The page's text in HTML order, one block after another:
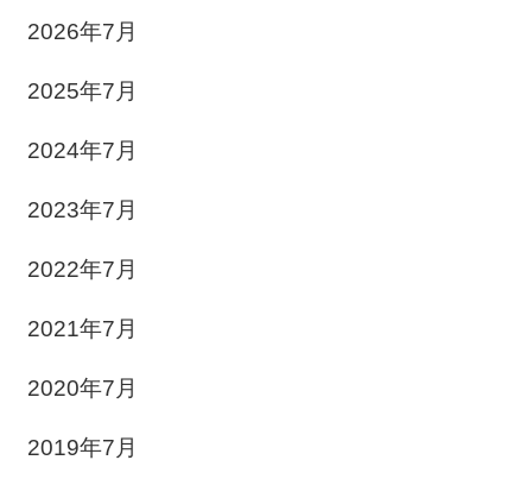
2026年7月
2025年7月
2024年7月
2023年7月
2022年7月
2021年7月
2020年7月
2019年7月